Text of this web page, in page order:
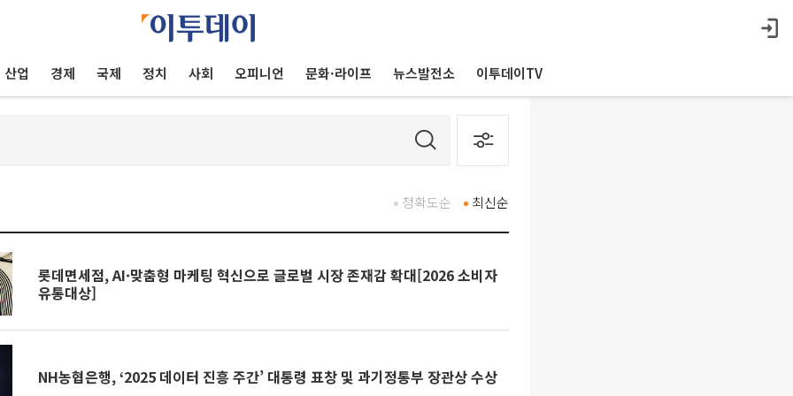
산업 경제 국제 정치 사회 오피니언 문화·라이프 뉴스발전소 이투데이TV
최신순
정확도순
롯데면세점, AI·맞춤형 마케팅 혁신으로 글로벌 시장 존재감 확대[2026 소비자
유통대상]
NH농협은행, ‘2025 데이터 진흥 주간’ 대통령 표창 및 과기정통부 장관상 수상